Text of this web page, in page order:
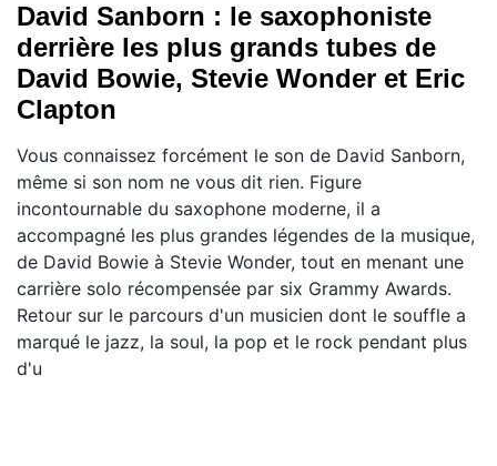
David Sanborn : le saxophoniste
derrière les plus grands tubes de
David Bowie, Stevie Wonder et Eric
Clapton
Vous connaissez forcément le son de David Sanborn,
même si son nom ne vous dit rien. Figure
incontournable du saxophone moderne, il a
accompagné les plus grandes légendes de la musique,
de David Bowie à Stevie Wonder, tout en menant une
carrière solo récompensée par six Grammy Awards.
Retour sur le parcours d'un musicien dont le souffle a
marqué le jazz, la soul, la pop et le rock pendant plus
d'u